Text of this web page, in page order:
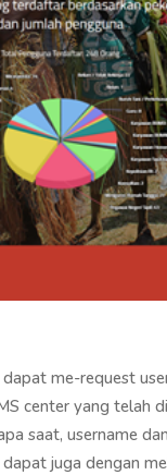
me-request
center yang telah
saat, username
juga dengan